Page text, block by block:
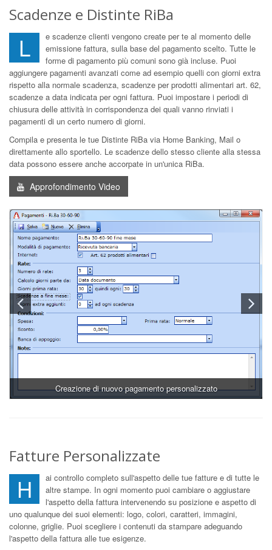
Scadenze e Distinte RiBa
L
e scadenze clienti vengono create per te al momento delle
emissione fattura, sulla base del pagamento scelto. Tutte le
forme di pagamento più comuni sono già incluse. Puoi
aggiungere pagamenti avanzati come ad esempio quelli con giorni extra
rispetto alla normale scadenza, scadenze per prodotti alimentari art. 62,
scadenze a data indicata per ogni fattura. Puoi impostare i periodi di
chiusura delle attività in corrispondenza dei quali vanno rinviati i
pagamenti di un certo numero di giorni.
Compila e presenta le tue Distinte RiBa via Home Banking, Mail o
direttamente allo sportello. Le scadenze dello stesso cliente alla stessa
data possono essere anche accorpate in un'unica RiBa.
Approfondimento Video
Creazione di nuovo pagamento personalizzato
Fatture Personalizzate
H
ai controllo completo sull'aspetto delle tue fatture e di tutte le
altre stampe. In ogni momento puoi cambiare o aggiustare
l'aspetto della fattura intervenendo su posizione e aspetto di
uno qualunque dei suoi elementi: logo, colori, caratteri, immagini,
colonne, griglie. Puoi scegliere i contenuti da stampare adeguando
l'aspetto della fattura alle tue esigenze.